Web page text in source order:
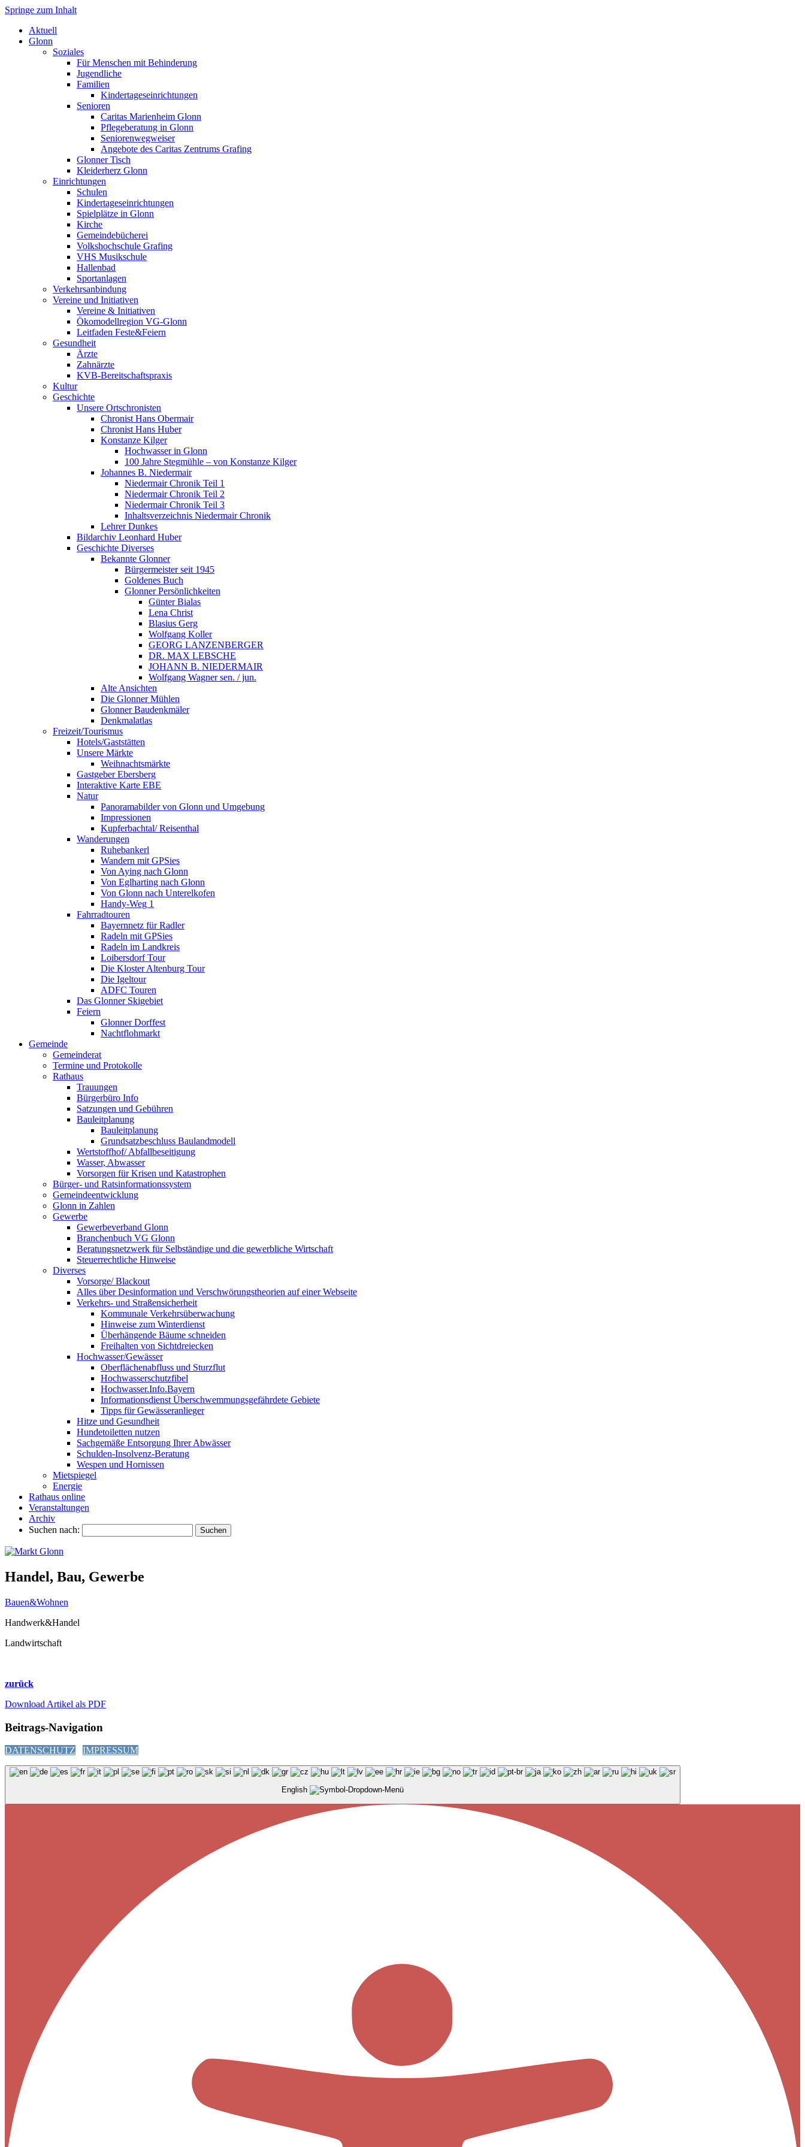
Markt Glonn
Springe zum Inhalt
Aktuell
Glonn
Soziales
Für Menschen mit Behinderung
Jugendliche
Familien
Kindertageseinrichtungen
Senioren
Caritas Marienheim Glonn
Pflegeberatung in Glonn
Seniorenwegweiser
Angebote des Caritas Zentrums Grafing
Glonner Tisch
Kleiderherz Glonn
Einrichtungen
Schulen
Kindertageseinrichtungen
Spielplätze in Glonn
Kirche
Gemeindebücherei
Volkshochschule Grafing
VHS Musikschule
Hallenbad
Sportanlagen
Verkehrsanbindung
Vereine und Initiativen
Vereine & Initiativen
Ökomodellregion VG-Glonn
Leitfaden Feste&Feiern
Gesundheit
Ärzte
Zahnärzte
KVB-Bereitschaftspraxis
Kultur
Geschichte
Unsere Ortschronisten
Chronist Hans Obermair
Chronist Hans Huber
Konstanze Kilger
Hochwasser in Glonn
100 Jahre Stegmühle – von Konstanze Kilger
Johannes B. Niedermair
Niedermair Chronik Teil 1
Niedermair Chronik Teil 2
Niedermair Chronik Teil 3
Inhaltsverzeichnis Niedermair Chronik
Lehrer Dunkes
Bildarchiv Leonhard Huber
Geschichte Diverses
Bekannte Glonner
Bürgermeister seit 1945
Goldenes Buch
Glonner Persönlichkeiten
Günter Bialas
Lena Christ
Blasius Gerg
Wolfgang Koller
GEORG LANZENBERGER
DR. MAX LEBSCHE
JOHANN B. NIEDERMAIR
Wolfgang Wagner sen. / jun.
Alte Ansichten
Die Glonner Mühlen
Glonner Baudenkmäler
Denkmalatlas
Freizeit/Tourismus
Hotels/Gaststätten
Unsere Märkte
Weihnachtsmärkte
Gastgeber Ebersberg
Interaktive Karte EBE
Natur
Panoramabilder von Glonn und Umgebung
Impressionen
Kupferbachtal/ Reisenthal
Wanderungen
Ruhebankerl
Wandern mit GPSies
Von Aying nach Glonn
Von Eglharting nach Glonn
Von Glonn nach Unterelkofen
Handy-Weg 1
Fahrradtouren
Bayernnetz für Radler
Radeln mit GPSies
Radeln im Landkreis
Loibersdorf Tour
Die Kloster Altenburg Tour
Die Igeltour
ADFC Touren
Das Glonner Skigebiet
Feiern
Glonner Dorffest
Nachtflohmarkt
Gemeinde
Gemeinderat
Termine und Protokolle
Rathaus
Trauungen
Bürgerbüro Info
Satzungen und Gebühren
Bauleitplanung
Bauleitplanung
Grundsatzbeschluss Baulandmodell
Wertstoffhof/ Abfallbeseitigung
Wasser, Abwasser
Vorsorgen für Krisen und Katastrophen
Bürger- und Ratsinformationssystem
Gemeindeentwicklung
Glonn in Zahlen
Gewerbe
Gewerbeverband Glonn
Branchenbuch VG Glonn
Beratungsnetzwerk für Selbständige und die gewerbliche Wirtschaft
Steuerrechtliche Hinweise
Diverses
Vorsorge/ Blackout
Alles über Desinformation und Verschwörungstheorien auf einer Webseite
Verkehrs- und Straßensicherheit
Kommunale Verkehrsüberwachung
Hinweise zum Winterdienst
Überhängende Bäume schneiden
Freihalten von Sichtdreiecken
Hochwasser/Gewässer
Oberflächenabfluss und Sturzflut
Hochwasserschutzfibel
Hochwasser.Info.Bayern
Informationsdienst Überschwemmungsgefährdete Gebiete
Tipps für Gewässeranlieger
Hitze und Gesundheit
Hundetoiletten nutzen
Sachgemäße Entsorgung Ihrer Abwässer
Schulden-Insolvenz-Beratung
Wespen und Hornissen
Mietspiegel
Energie
Rathaus online
Veranstaltungen
Archiv
Suchen nach:
Handel, Bau, Gewerbe
Bauen&Wohnen
Handwerk&Handel
Landwirtschaft
zurück
Download Artikel als PDF
Beitrags-Navigation
DATENSCHUTZ IMPRESSUM
English